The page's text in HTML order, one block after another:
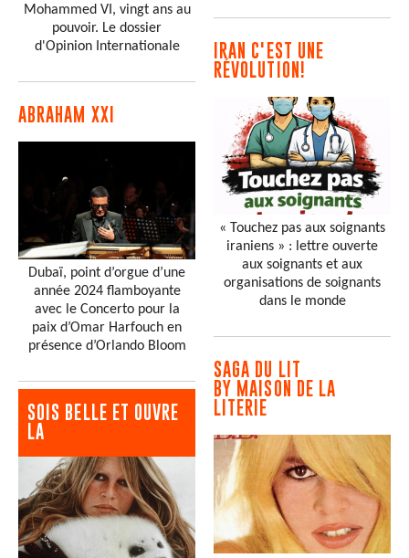
Mohammed VI, vingt ans au
pouvoir. Le dossier
d'Opinion Internationale
ABRAHAM XXI
Dubaï, point d’orgue d’une
année 2024 flamboyante
avec le Concerto pour la
paix d’Omar Harfouch en
présence d’Orlando Bloom
SOIS BELLE ET OUVRE
LA
IRAN C'EST UNE
RÉVOLUTION!
« Touchez pas aux soignants
iraniens » : lettre ouverte
aux soignants et aux
organisations de soignants
dans le monde
SAGA DU LIT
BY MAISON DE LA
LITERIE